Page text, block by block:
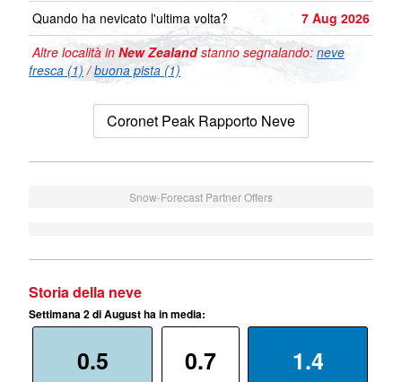
Quando ha nevicato l'ultima volta?
7 Aug 2026
Altre località in New Zealandstanno segnalando: neve
fresca (1)/buona pista (1)
Coronet Peak Rapporto Neve
Snow-Forecast Partner Offers
Storia della neve
Settimana 2 di August ha in media:
0.5 0.7 1.4